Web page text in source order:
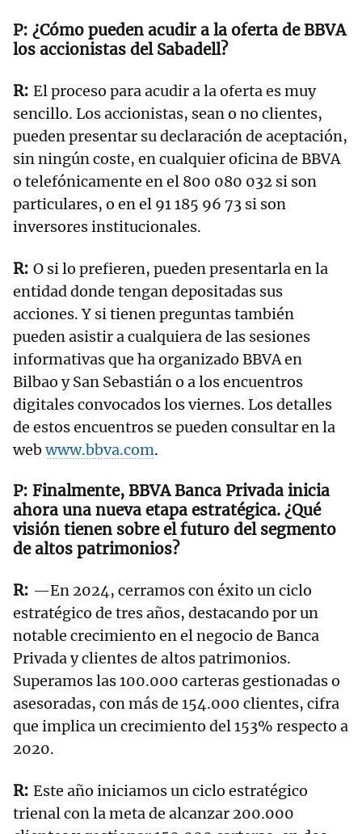
¿Cómo pueden acudir a la oferta de BBVA
los accionistas del Sabadell?
El proceso para acudir a la oferta es muy
sencillo. Los accionistas, sean o no clientes,
pueden presentar su declaración de aceptación,
sin ningún coste, en cualquier oficina de BBVA
o telefónicamente en el 800 080 032 si son
particulares, o en el 91 185 96 73 si son
inversores institucionales.
O si lo prefieren, pueden presentarla en la
entidad donde tengan depositadas sus
acciones. Y si tienen preguntas también
pueden asistir a cualquiera de las sesiones
informativas que ha organizado BBVA en
Bilbao y San Sebastián o a los encuentros
digitales convocados los viernes. Los detalles
de estos encuentros se pueden consultar en la
webwww.bbva.com.
Finalmente, BBVA Banca Privada inicia
ahora una nueva etapa estratégica. ¿Qué
visión tienen sobre el futuro del segmento
de altos patrimonios?
—En 2024, cerramos con éxito un ciclo
estratégico de tres años, destacando por un
notable crecimiento en el negocio de Banca
Privada y clientes de altos patrimonios.
Superamos las 100.000 carteras gestionadas o
asesoradas, con más de 154.000 clientes, cifra
que implica un crecimiento del 153% respecto a
2020.
Este año iniciamos un ciclo estratégico
trienal con la meta de alcanzar 200.000